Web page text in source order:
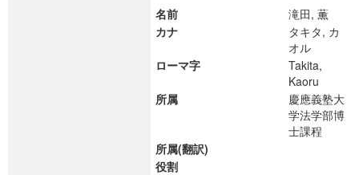
名前
滝田, 薫
カナ
タキタ, カ
オル
ローマ字
Takita,
Kaoru
所属
慶應義塾大
学法学部博
士課程
所属(翻訳)
役割